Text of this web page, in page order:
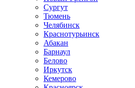
Сургут
Тюмень
Челябинск
Краснотурьинск
Абакан
Барнаул
Белово
Иркутск
Кемерово